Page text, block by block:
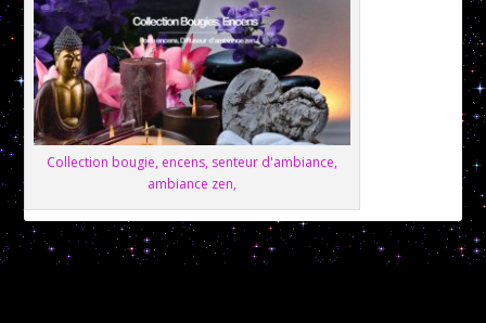
Collection bougie, encens, senteur d'ambiance,
ambiance zen,